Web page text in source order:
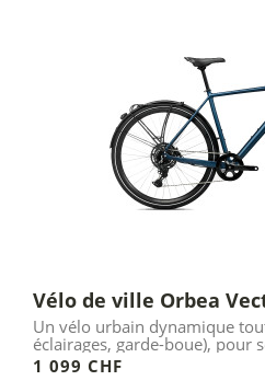
Vélo de ville Orbea
Un vélo urbain dynamique
éclairages, garde-boue), pour
1 099 CHF